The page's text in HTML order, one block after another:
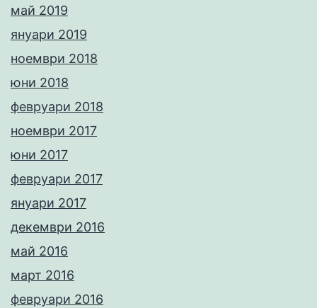
май 2019
януари 2019
ноември 2018
юни 2018
февруари 2018
ноември 2017
юни 2017
февруари 2017
януари 2017
декември 2016
май 2016
март 2016
февруари 2016